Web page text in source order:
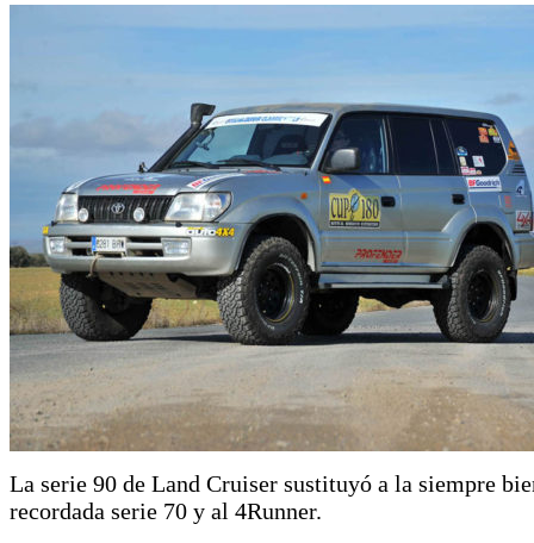
La serie 90 de Land Cruiser sustituyó a la siempre
recordada serie 70 y al 4Runner.